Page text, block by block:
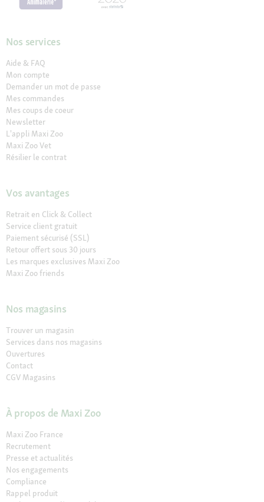
Nos services
Aide & FAQ
Mon compte
Demander un mot de passe
Mes commandes
Mes coups de coeur
Newsletter
L'appli Maxi Zoo
Maxi Zoo Vet
Résilier le contrat
Vos avantages
Retrait en Click & Collect
Service client gratuit
Paiement sécurisé (SSL)
Retour offert sous 30 jours
Les marques exclusives Maxi Zoo
Maxi Zoo friends
Nos magasins
Trouver un magasin
Services dans nos magasins
Ouvertures
Contact
CGV Magasins
À propos de Maxi Zoo
Maxi Zoo France
Recrutement
Presse et actualités
Nos engagements
Compliance
Rappel produit